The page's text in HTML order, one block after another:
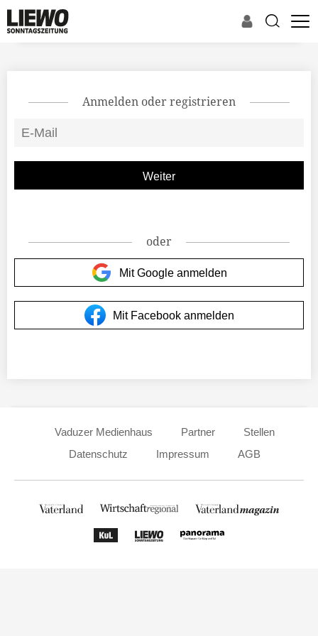
Anmelden oder registrieren
oder
Mit Google anmelden
Mit Facebook anmelden
Vaduzer Medienhaus Partner
Stellen
Datenschutz
Impressum AGB